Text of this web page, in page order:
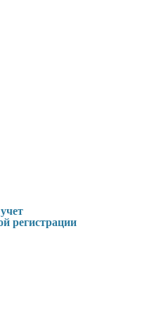
регистрации